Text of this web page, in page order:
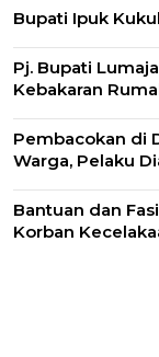
Bupati Ipuk
Pj. Bupati
Kebakaran
Pembacokan di
Warga, Pelaku
Bantuan dan
Korban